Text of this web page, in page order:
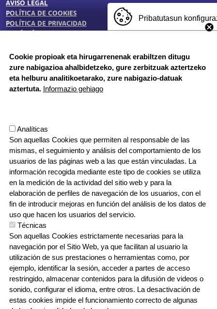
TESTU-LEGALAK
AVISO LEGAL
POLÍTICA DE COOKIES
POLÍTICA DE PRIVACIDAD
HORARIO DE SECRETARÍA:
De lunes a jueves 8:00 - 18:00
Viernes 8:00 - 17:00
20570 Bergara, Gipuzkoa
943 76 90 71
ORRI-OINA
CONTACTO
TRABAJA CON NOSOTROS
IRUDIA
Irudia Irudia
Pribatutasun
Cookie propioak eta hirugarrenenak erabiltzen ditugu
zure nabigazioa ahalbidetzeko, gure zerbitzuak aztertzeko
eta helburu analitikoetarako, zure nabigazio-datuak
aztertuta. Informazio gehiago
Analíticas
Son aquellas Cookies que permiten al responsable de las
mismas, el seguimiento y análisis del comportamiento de los
usuarios de las páginas web a las que están vinculadas. La
información recogida mediante este tipo de cookies se utiliza
en la medición de la actividad del sitio web y para la
elaboración de perfiles de navegación de los usuarios, con el
fin de introducir mejoras en función del análisis de los datos de
uso que hacen los usuarios del servicio.
Técnicas
Son aquellas Cookies estrictamente necesarias para la
navegación por el Sitio Web, ya que facilitan al usuario la
utilización de sus prestaciones o herramientas como, por
ejemplo, identificar la sesión, acceder a partes de acceso
restringido, almacenar contenidos para la difusión de videos o
sonido, configurar el idioma, entre otros. La desactivación de
estas cookies impide el funcionamiento correcto de algunas